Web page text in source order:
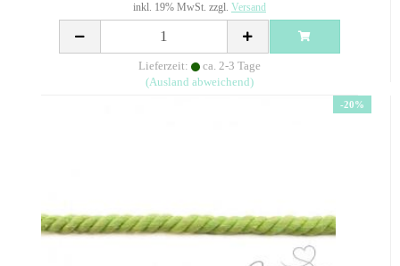
inkl. 19% MwSt. zzgl. Versand
Lieferzeit:
ca. 2-3 Tage
(Ausland abweichend)
-20%